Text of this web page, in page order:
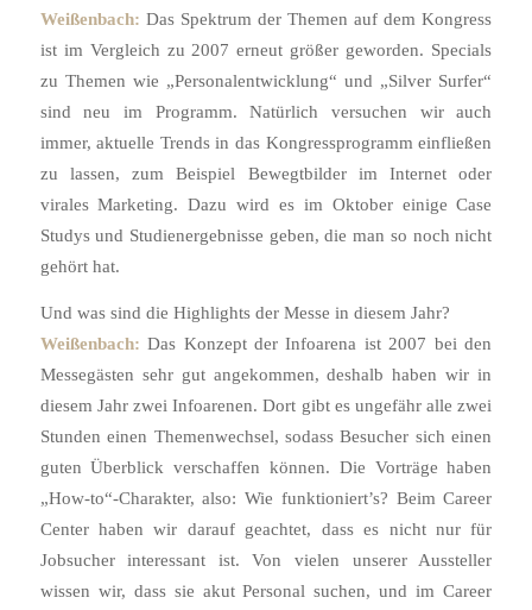
Weißenbach: Das Spektrum der Themen auf dem Kongress
ist im Vergleich zu 2007 erneut größer geworden. Specials
zu Themen wie „Personalentwicklung“ und „Silver Surfer“
sind neu im Programm. Natürlich versuchen wir auch
immer, aktuelle Trends in das Kongressprogramm einfließen
zu lassen, zum Beispiel Bewegtbilder im Internet oder
virales Marketing. Dazu wird es im Oktober einige Case
Studys und Studienergebnisse geben, die man so noch nicht
gehört hat.
Und was sind die Highlights der Messe in diesem Jahr?
Weißenbach: Das Konzept der Infoarena ist 2007 bei den
Messegästen sehr gut angekommen, deshalb haben wir in
diesem Jahr zwei Infoarenen. Dort gibt es ungefähr alle zwei
Stunden einen Themenwechsel, sodass Besucher sich einen
guten Überblick verschaffen können. Die Vorträge haben
„How-to“-Charakter, also: Wie funktioniert’s? Beim Career
Center haben wir darauf geachtet, dass es nicht nur für
Jobsucher interessant ist. Von vielen unserer Aussteller
wissen wir, dass sie akut Personal suchen, und im Career